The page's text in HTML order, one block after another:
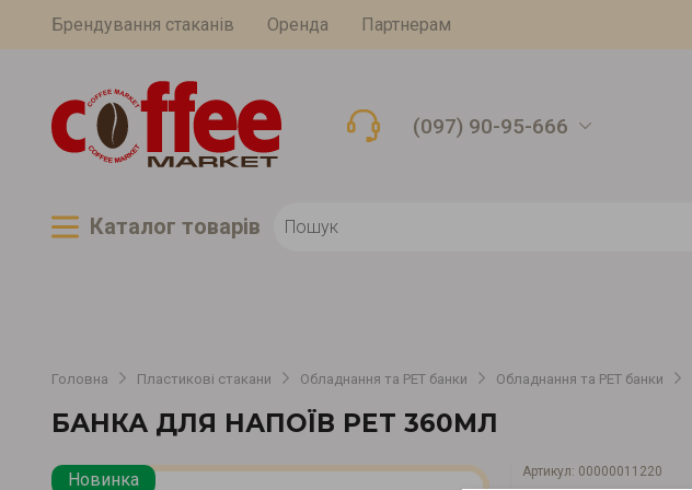
Брендування стаканів Оренда Партнерам
(097) 90-95-666
Каталог товарiв
Головна Пластикові стакани Обладнання та PET банки Обладнання та PET банки
БАНКА ДЛЯ НАПОЇВ PET 360МЛ
Новинка Артикул: 00000011220